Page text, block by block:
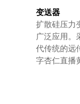
变送器
扩散硅压力变
广泛应用
代传统的远传
字杏仁直播